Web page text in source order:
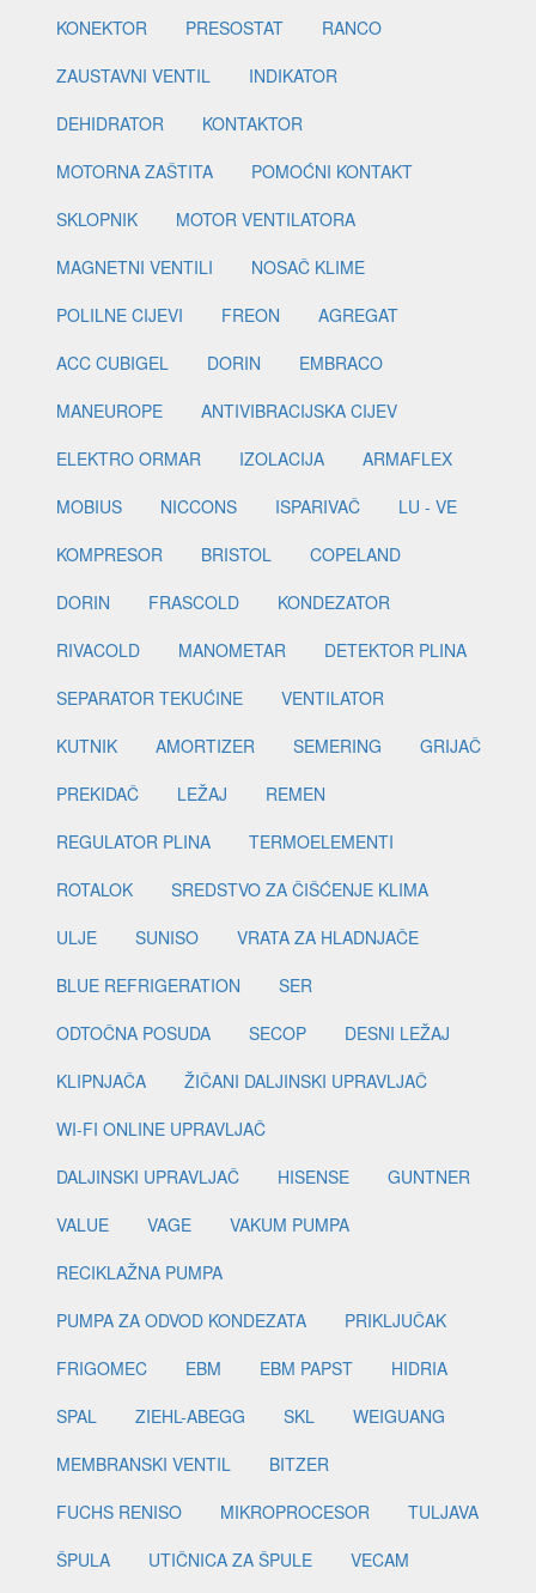
KONEKTOR
PRESOSTAT
RANCO
ZAUSTAVNI VENTIL
INDIKATOR
DEHIDRATOR
KONTAKTOR
MOTORNA ZAŠTITA
POMOĆNI KONTAKT
SKLOPNIK
MOTOR VENTILATORA
MAGNETNI VENTILI
NOSAČ KLIME
POLILNE CIJEVI
FREON
AGREGAT
ACC CUBIGEL
DORIN
EMBRACO
MANEUROPE
ANTIVIBRACIJSKA CIJEV
ELEKTRO ORMAR
IZOLACIJA
ARMAFLEX
MOBIUS
NICCONS ISPARIVAČ
LU - VE
KOMPRESOR
BRISTOL
COPELAND
DORIN
FRASCOLD
KONDEZATOR
RIVACOLD
MANOMETAR
DETEKTOR PLINA
SEPARATOR TEKUĆINE
VENTILATOR
KUTNIK
AMORTIZER SEMERING
GRIJAČ
PREKIDAČ
LEŽAJ
REMEN
REGULATOR PLINA
TERMOELEMENTI
ROTALOK
SREDSTVO ZA ČIŠĆENJE KLIMA
ULJE
SUNISO
VRATA ZA HLADNJAČE
BLUE REFRIGERATION
SER
ODTOČNA POSUDA
SECOP
DESNI LEŽAJ
KLIPNJAČA
ŽIČANI DALJINSKI UPRAVLJAČ
WI-FI ONLINE UPRAVLJAČ
DALJINSKI UPRAVLJAČ
HISENSE
GUNTNER
VALUE
VAGE
VAKUM PUMPA
RECIKLAŽNA PUMPA
PUMPA ZA ODVOD KONDEZATA
PRIKLJUČAK
FRIGOMEC
EBM EBM PAPST
HIDRIA
SPAL
ZIEHL-ABEGG SKL
WEIGUANG
MEMBRANSKI VENTIL
BITZER
FUCHS RENISO
MIKROPROCESOR
TULJAVA
ŠPULA
UTIČNICA ZA ŠPULE VECAM